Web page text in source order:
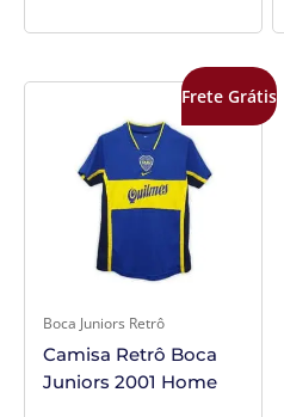
Frete Grátis
Boca Juniors Retrô
Camisa Retrô Boca
Juniors 2001 Home
preço
original
era:
R$349,99.
O
R$169,99.